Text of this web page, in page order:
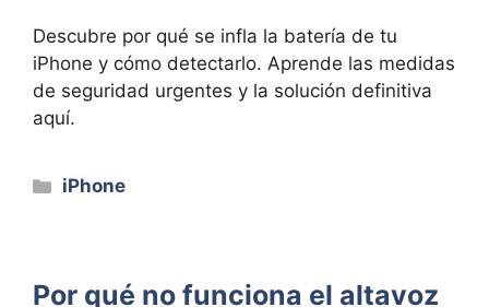
Descubre por qué se infla la batería de tu
iPhone y cómo detectarlo. Aprende las medidas
de seguridad urgentes y la solución definitiva
aquí.
Categorías
iPhone
Por qué no funciona el altavoz